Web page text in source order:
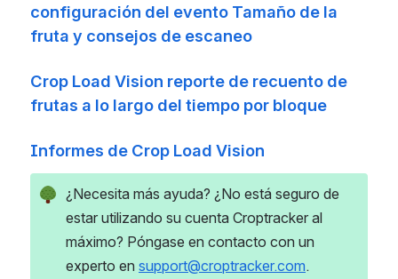
configuración del evento Tamaño de la
fruta y consejos de escaneo
Crop Load Vision reporte de recuento de
frutas a lo largo del tiempo por bloque
Informes de Crop Load Vision
¿Necesita más ayuda? ¿No está seguro de
estar utilizando su cuenta Croptracker al
máximo? Póngase en contacto con un
experto en support@croptracker.com.